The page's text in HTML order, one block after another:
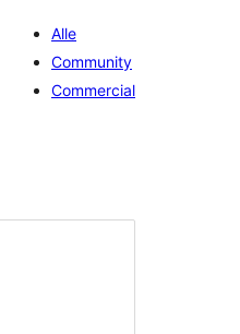
Alle
Community
Commercial